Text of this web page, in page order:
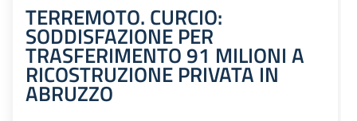
TERREMOTO. CURCIO:
SODDISFAZIONE PER
TRASFERIMENTO 91 MILIONI A
RICOSTRUZIONE PRIVATA IN
ABRUZZO